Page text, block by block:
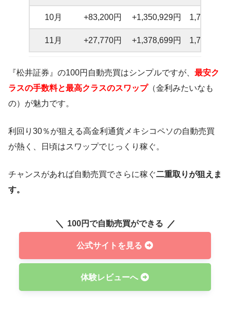
10月 +83,200円 +1,350,929円 1,715,889
11月 +27,770円 +1,378,699円 1,759,809
『松井証券』の100円自動売買はシンプルですが、 最安ク
ラスの手数料と最高クラスのスワップ（金利みたいなも
の）が魅力です。
利回り30％が狙える高金利通貨メキシコペソの自動売買
が熱く、日頃はスワップでじっくり稼ぐ。
チャンスがあれば自動売買でさらに稼ぐ二重取りが狙えま
す。
100円で自動売買ができる
公式サイトを見る
体験レビューへ